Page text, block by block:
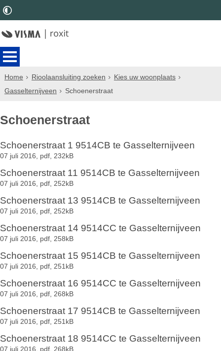
Home Rioolaansluiting zoeken
Kies uw woonplaats
Gasselternijveen
Schoenerstraat
Schoenerstraat
Schoenerstraat 1 9514CB te Gasselternijveen
07 juli 2016, pdf , 232kB
Schoenerstraat 11 9514CB te Gasselternijveen
07 juli 2016, pdf , 252kB
Schoenerstraat 13 9514CB te Gasselternijveen
07 juli 2016, pdf , 252kB
Schoenerstraat 14 9514CC te Gasselternijveen
07 juli 2016, pdf , 258kB
Schoenerstraat 15 9514CB te Gasselternijveen
07 juli 2016, pdf , 251kB
Schoenerstraat 16 9514CC te Gasselternijveen
07 juli 2016, pdf , 268kB
Schoenerstraat 17 9514CB te Gasselternijveen
07 juli 2016, pdf , 251kB
Schoenerstraat 18 9514CC te Gasselternijveen
07 juli 2016, pdf , 268kB